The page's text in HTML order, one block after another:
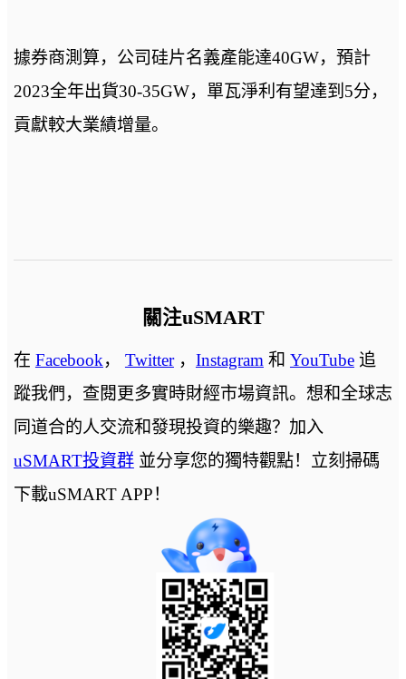
據券商測算，公司硅片名義產能達40GW，預計
2023全年出貨30-35GW，單瓦淨利有望達到5分，
貢獻較大業績增量。
關注uSMART
在 Facebook， Twitter， Instagram 和 YouTube追
蹤我們，查閱更多實時財經市場資訊。想和全球志
同道合的人交流和發現投資的樂趣？加入
uSMART投資群並分享您的獨特觀點！立刻掃碼
下載uSMART APP！